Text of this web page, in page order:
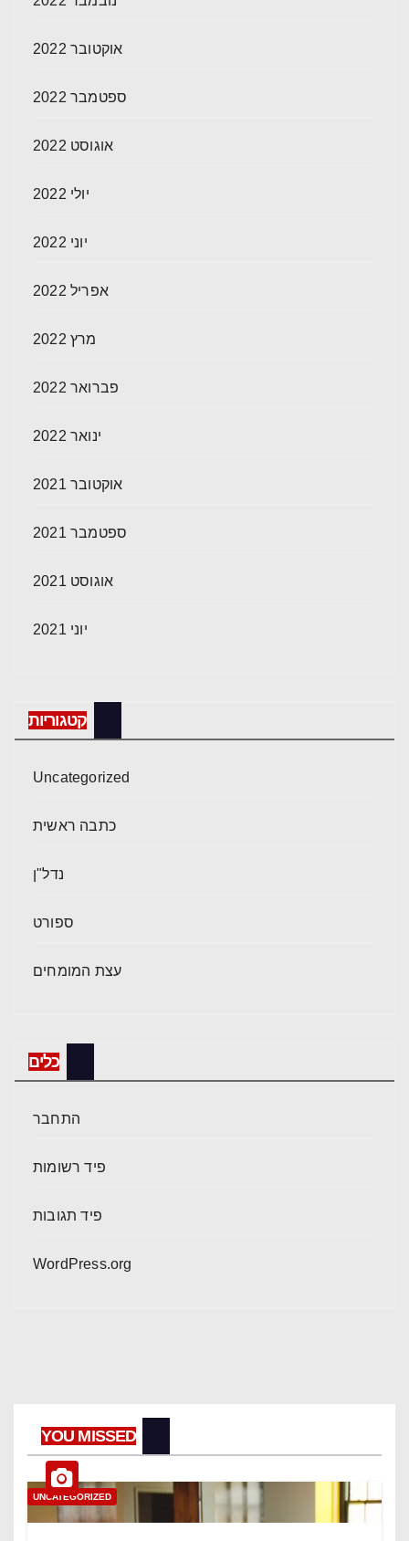
אוקטובר 2022
ספטמבר 2022
אוגוסט 2022
יולי 2022
יוני 2022
אפריל 2022
מרץ 2022
פברואר 2022
ינואר 2022
אוקטובר 2021
ספטמבר 2021
אוגוסט 2021
יוני 2021
קטגוריות
Uncategorized
כתבה ראשית
נדל"ן
ספורט
עצת המומחים
כלים
התחבר
פיד רשומות
פיד תגובות
WordPress.org
YOU MISSED
UNCATEGORIZED